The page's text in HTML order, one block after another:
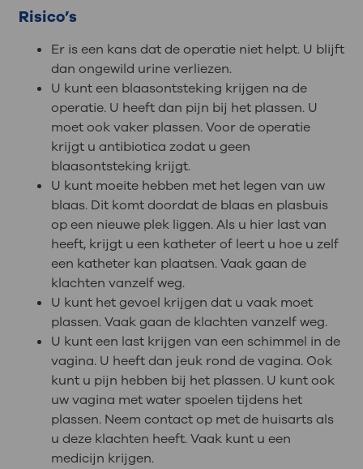
Risico’s
Er is een kans dat de operatie niet helpt. U blijft
dan ongewild urine verliezen.
U kunt een blaasontsteking krijgen na de
operatie. U heeft dan pijn bij het plassen. U
moet ook vaker plassen. Voor de operatie
krijgt u antibiotica zodat u geen
blaasontsteking krijgt.
U kunt moeite hebben met het legen van uw
blaas. Dit komt doordat de blaas en plasbuis
op een nieuwe plek liggen. Als u hier last van
heeft, krijgt u een katheter of leert u hoe u zelf
een katheter kan plaatsen. Vaak gaan de
klachten vanzelf weg.
U kunt het gevoel krijgen dat u vaak moet
plassen. Vaak gaan de klachten vanzelf weg.
U kunt een last krijgen van een schimmel in de
vagina. U heeft dan jeuk rond de vagina. Ook
kunt u pijn hebben bij het plassen. U kunt ook
uw vagina met water spoelen tijdens het
plassen. Neem contact op met de huisarts als
u deze klachten heeft. Vaak kunt u een
medicijn krijgen.